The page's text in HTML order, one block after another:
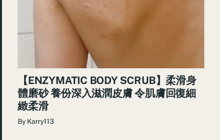
【ENZYMATIC BODY SCRUB】柔滑⾝
體磨砂 養份深入滋潤皮膚 令肌膚回復細
緻柔滑
By Karry113